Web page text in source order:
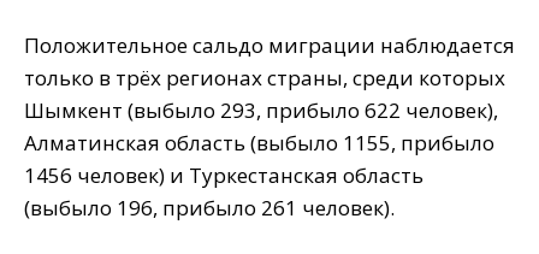
Положительное сальдо миграции наблюдается
только в трёх регионах страны, среди которых
Шымкент (выбыло 293, прибыло 622 человек),
Алматинская область (выбыло 1155, прибыло
1456 человек) и Туркестанская область
(выбыло 196, прибыло 261 человек).